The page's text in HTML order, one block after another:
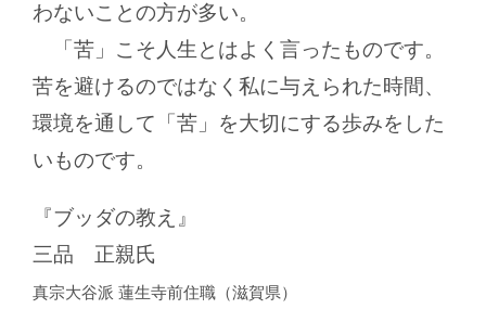
わないことの方が多い。
「苦」こそ人生とはよく言ったものです。
苦を避けるのではなく私に与えられた時間、
環境を通して「苦」を大切にする歩みをした
いものです。
『ブッダの教え』
三品 正親氏
真宗大谷派 蓮生寺前住職（滋賀県）